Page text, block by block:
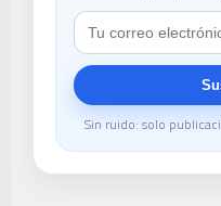
Sin ruido: solo